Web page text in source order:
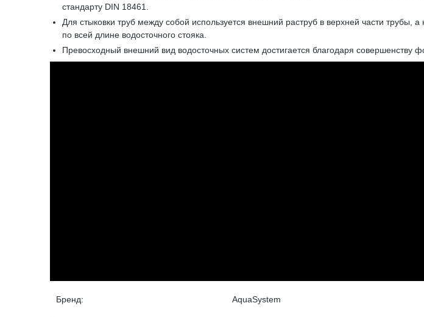
стандарту DIN 18461.
Для стыковки труб между собой используется внешний раструб в верхней части трубы,
по всей длине водосточного стояка.
Превосходный внешний вид водосточных систем достигается благодаря совершенству
Бренд: AquaSystem